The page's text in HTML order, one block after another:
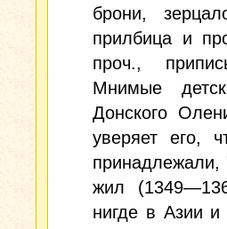
брони,
прилбица и
проч.,
Мнимые
Донского
уверяет его,
принадлежали,
жил
нигде в Азии